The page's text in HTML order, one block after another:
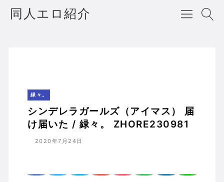
同人エロ紹介
緑々。
シンデレラガールズ（アイマス） 届
け届いた / 緑々。 ZHORE230981
2020年7月24日